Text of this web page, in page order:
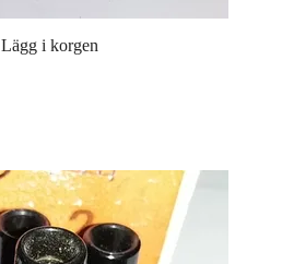
Lägg i korgen